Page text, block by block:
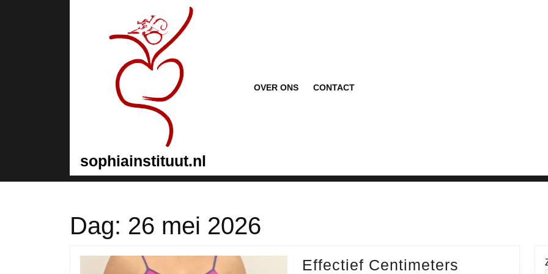
sophiainstituut.nl
OVER ONS CONTACT
Dag: 26 mei 2026
Effectief Centimeters